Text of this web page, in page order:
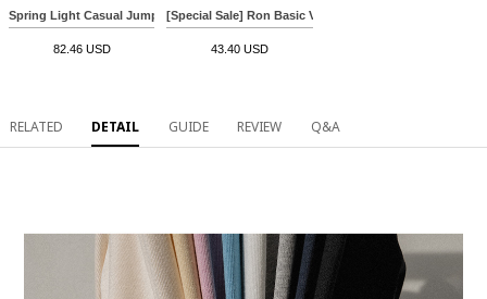
Spring Light Casual Jumper
82.46 USD
[Special Sale] Ron Basic V Knitwear Vest
43.40 USD
RELATED DETAIL GUIDE REVIEW Q&A